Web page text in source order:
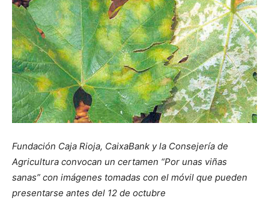
Fundación Caja Rioja, CaixaBank y la Consejería de
Agricultura convocan un certamen “Por unas viñas
sanas” con imágenes tomadas con el móvil que pueden
presentarse antes del 12 de octubre